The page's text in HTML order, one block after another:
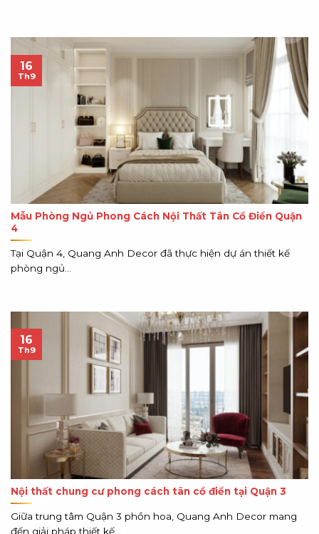
Mẫu Phòng Ngủ Phong Cách Nội Thất Tân Cổ Điển Quận
4
Tại Quận 4, Quang Anh Decor đã thực hiện dự án thiết kế
phòng ngủ...
16
Th9
Nội thất chung cư phong cách tân cổ điển tại Quận 3
Giữa trung tâm Quận 3 phồn hoa, Quang Anh Decor mang
đến giải pháp thiết kế...
16
Th9